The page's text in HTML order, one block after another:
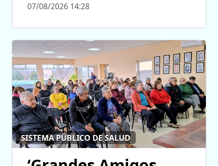
07/08/2026 14:28
SISTEMA PÚBLICO DE SALUD